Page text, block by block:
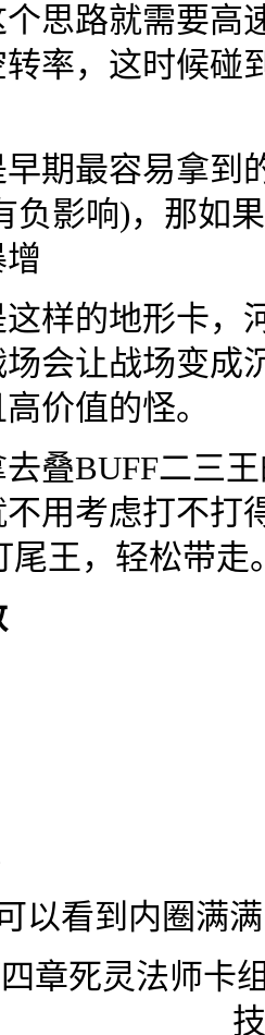
路就需要高
率，这时候碰
最容易拿到
负影响)，那如
的地形卡，
会让战场变成
价值的怪。
BUFF二三王
用考虑打不打
尾王，轻松带走
看到内圈满满